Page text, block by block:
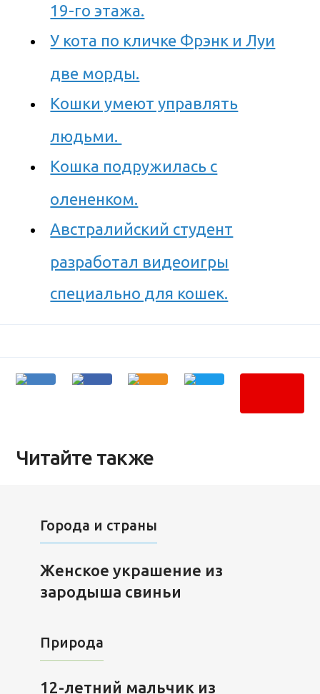
19-го этажа.
У кота по кличке Фрэнк и Луи
две морды.
Кошки умеют управлять
людьми.
Кошка подружилась с
олененком.
Австралийский студент
разработал видеоигры
специально для кошек.
Читайте также
Города и страны
Женское украшение из
зародыша свиньи
Природа
12-летний мальчик из